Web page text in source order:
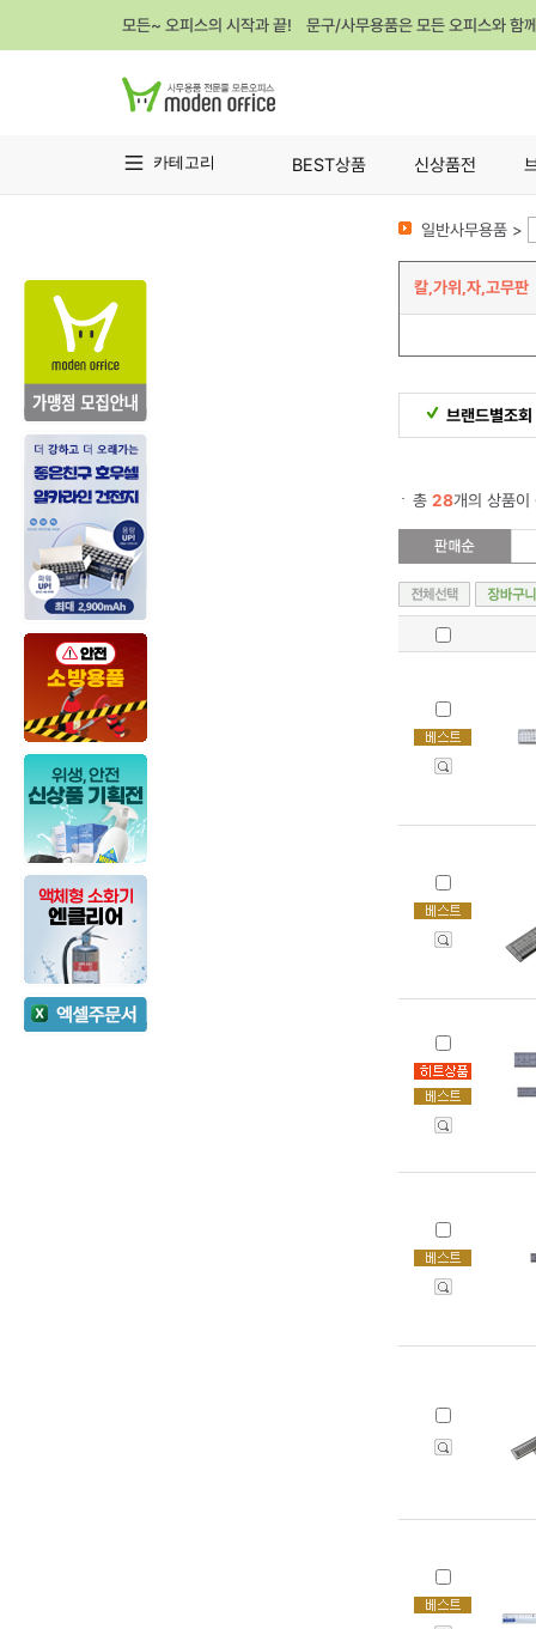
모든~ 오피스의 시작과 끝! 문구/사무용품은 모든 오피스와 함
카테고리 BEST상품 신상품전
일반사무용품 >
칼,가위,자,고무판
브랜드별조회
총 28개의 상품이